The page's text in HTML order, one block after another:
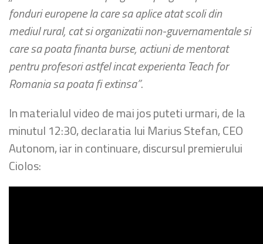
fonduri europene la care sa aplice atat scoli din
mediul rural, cat si organizatii non-guvernamentale si
care sa poata finanta burse, actiuni de mentorat
pentru profesori astfel incat experienta Teach for
Romania sa poata fi extinsa”.
In materialul video de mai jos puteti urmari, de la
minutul 12:30, declaratia lui Marius Stefan, CEO
Autonom, iar in continuare, discursul premierului
Ciolos: